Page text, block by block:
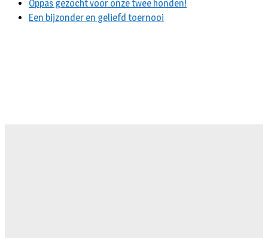
Oppas gezocht voor onze twee honden!
Een bijzonder en geliefd toernooi